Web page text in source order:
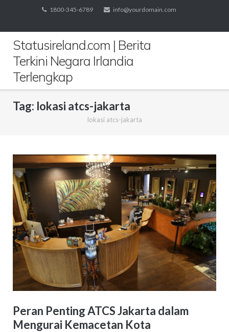
content
1800-345-6789 info@yourdomain.com
Statusireland.com | Berita
Terkini Negara Irlandia
Terlengkap
Tag: lokasi atcs-jakarta
lokasi atcs-jakarta
Peran Penting ATCS Jakarta dalam
Mengurai Kemacetan Kota